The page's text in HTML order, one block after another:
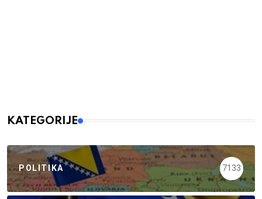
KATEGORIJE
POLITIKA 7133